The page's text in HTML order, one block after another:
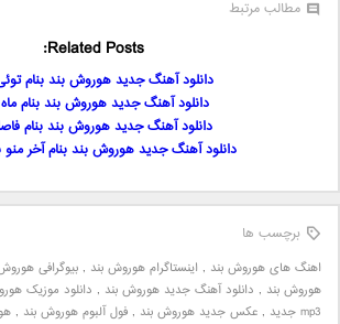
مطالب مرتبط
Related Posts:
دانلود آهنگ جدید هوروش بند بنام
دانلود آهنگ جدید هوروش بند بنام
دانلود آهنگ جدید هوروش بند بنام
دانلود آهنگ جدید هوروش بند بنام آخر منو
برچسب ها
اهنگ های هوروش بند , اینستاگرام هوروش بند , بیوگرافی
هوروش بند , دانلود آهنگ جدید هوروش بند , دانلود موزیک
mp3 جدید
, عکس جدید هوروش بند , فول آلبوم هوروش بند ,